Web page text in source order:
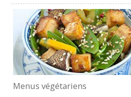
Menus végétariens